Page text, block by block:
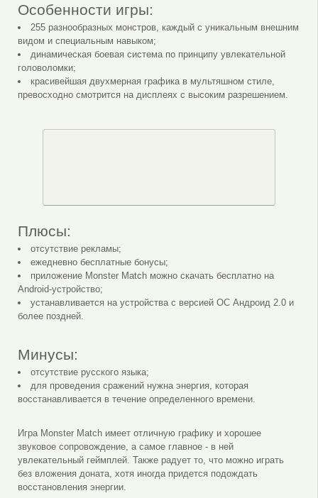
Особенности игры:
255 разнообразных монстров, каждый с уникальным внешним
видом и специальным навыком;
динамическая боевая система по принципу увлекательной
головоломки;
красивейшая двухмерная графика в мультяшном стиле,
превосходно смотрится на дисплеях с высоким разрешением.
Плюсы:
отсутствие рекламы;
ежедневно бесплатные бонусы;
приложение Monster Match можно скачать бесплатно на
Android-устройство;
устанавливается на устройства с версией ОС Андроид 2.0 и
более поздней.
Минусы:
отсутствие русского языка;
для проведения сражений нужна энергия, которая
восстанавливается в течение определенного времени.
Игра Monster Match имеет отличную графику и хорошее
звуковое сопровождение, а самое главное - в ней
увлекательный геймплей. Также радует то, что можно играть
без вложения доната, хотя иногда придется подождать
восстановления энергии.